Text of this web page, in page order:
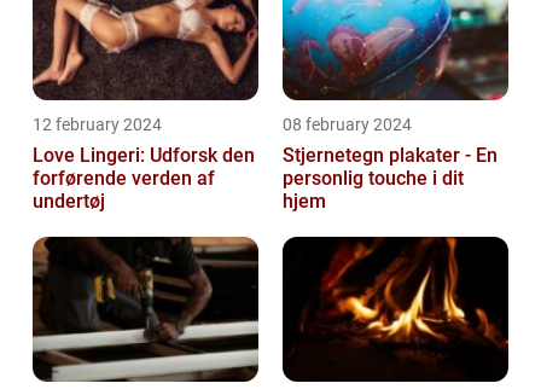
12 february 2024
Love Lingeri: Udforsk den
forførende verden af
undertøj
08 february 2024
Stjernetegn plakater - En
personlig touche i dit
hjem